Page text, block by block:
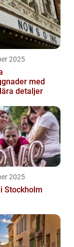
2025
med
detaljer
2025
Stockholm